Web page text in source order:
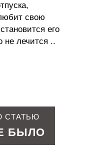
свою
его
не лечится ..
СТАТЬЮ
БЫЛО